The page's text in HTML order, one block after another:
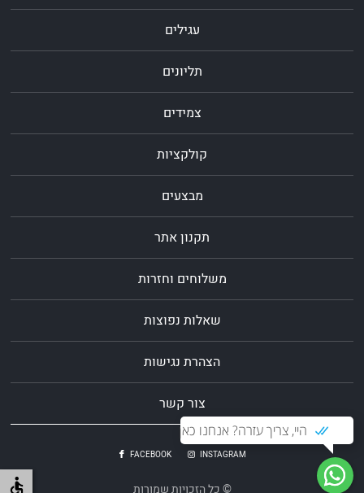
עגילים
תליונים
צמידים
קולקציות
מבצעים
תקנון אתר
משלוחים וחזרות
שאלות נפוצות
הצהרת נגישות
צור קשר
INSTAGRAM
FACEBOOK
היי, צריך עזרה? אנחנו כאן